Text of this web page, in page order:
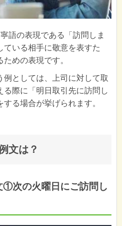
語の表現である「訪問しま
いる相手に敬意を表すた
めの表現です。
としては、上司に対して取
る際に「明日取引先に訪問し
る場合が挙げられます。
文は？
①次の火曜日にご訪問し